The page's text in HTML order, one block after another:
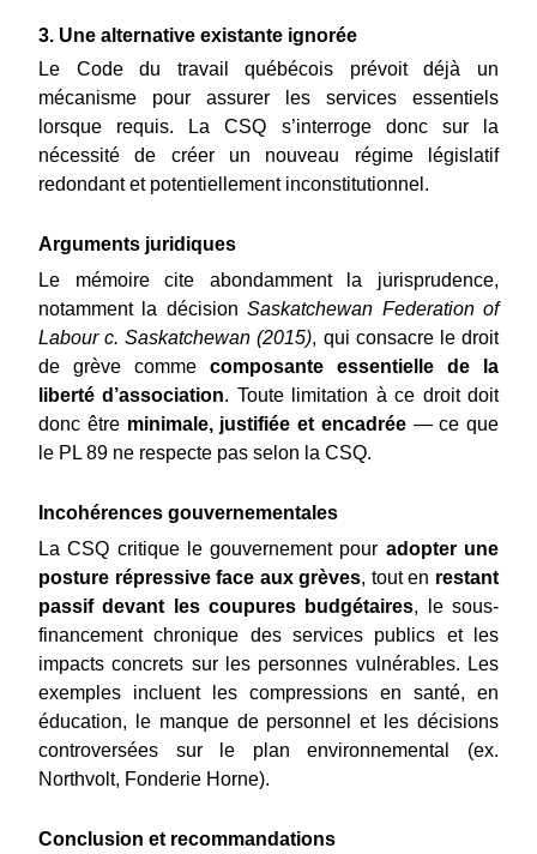
3. Une alternative existante ignorée
Le Code du travail québécois prévoit déjà un
mécanisme pour assurer les services essentiels
lorsque requis. La CSQ s’interroge donc sur la
nécessité de créer un nouveau régime législatif
redondant et potentiellement inconstitutionnel.
Arguments juridiques
Le mémoire cite abondamment la jurisprudence,
notamment la décision Saskatchewan Federation of
Labour c. Saskatchewan (2015), qui consacre le droit
de grève comme composante essentielle de la
liberté d’association. Toute limitation à ce droit doit
donc être minimale, justifiée et encadrée — ce que
le PL 89 ne respecte pas selon la CSQ.
Incohérences gouvernementales
La CSQ critique le gouvernement pour adopter une
posture répressive face aux grèves, tout en restant
passif devant les coupures budgétaires, le sous-
financement chronique des services publics et les
impacts concrets sur les personnes vulnérables. Les
exemples incluent les compressions en santé, en
éducation, le manque de personnel et les décisions
controversées sur le plan environnemental (ex.
Northvolt, Fonderie Horne).
Conclusion et recommandations